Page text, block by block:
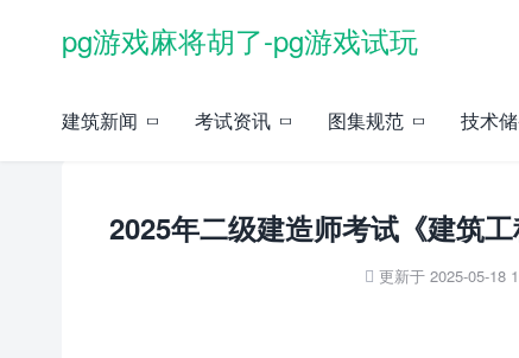
pg游戏麻将胡了-pg游戏试玩
建筑新闻 考试资讯 图集规范 技术
2025年二级建造师考试《建筑
 更新于 2025-05-18